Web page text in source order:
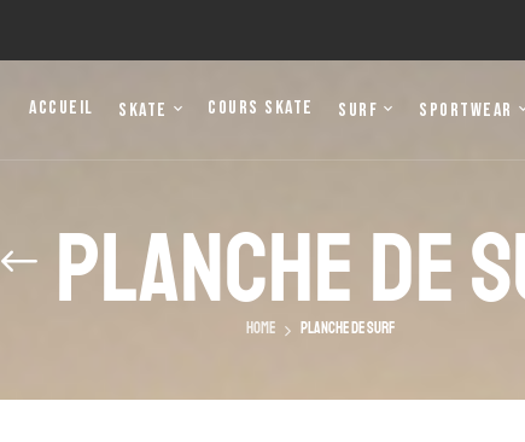
Accueil Skate Cours Skate Surf Sportwear
Planche De
Home Planche De Surf